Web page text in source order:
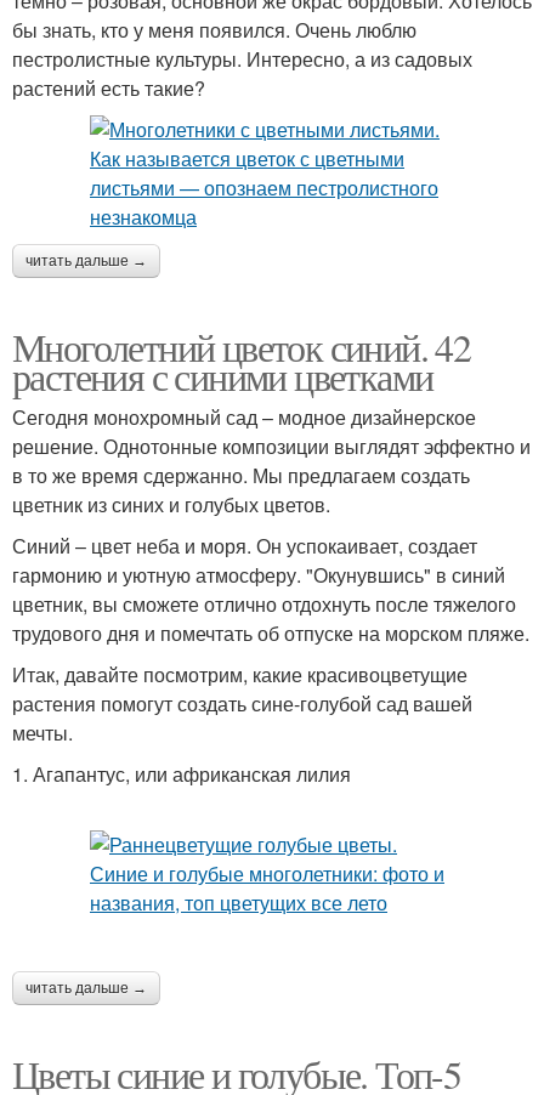
бы знать, кто у меня появился. Очень люблю
пестролистные культуры. Интересно, а из садовых
растений есть такие?
читать дальше →
Многолетний цветок синий. 42
растения с синими цветками
Сегодня монохромный сад – модное дизайнерское
решение. Однотонные композиции выглядят эффектно и
в то же время сдержанно. Мы предлагаем создать
цветник из синих и голубых цветов.
Синий – цвет неба и моря. Он успокаивает, создает
гармонию и уютную атмосферу. "Окунувшись" в синий
цветник, вы сможете отлично отдохнуть после тяжелого
трудового дня и помечтать об отпуске на морском пляже.
Итак, давайте посмотрим, какие красивоцветущие
растения помогут создать сине-голубой сад вашей
мечты.
1. Агапантус, или африканская лилия
читать дальше →
Цветы синие и голубые. Топ-5